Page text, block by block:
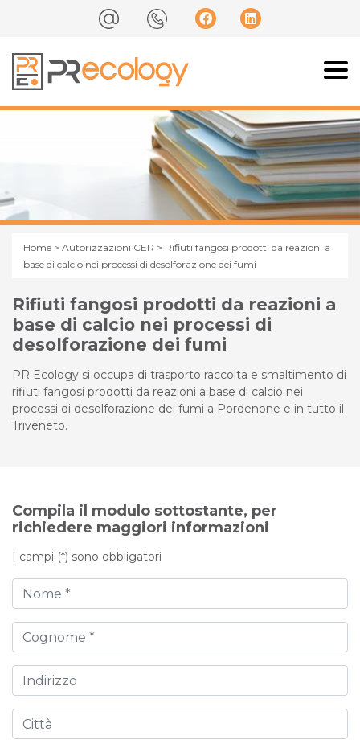
Home > Autorizzazioni CER > Rifiuti fangosi prodotti da reazioni a
base di calcio nei processi di desolforazione dei fumi
Rifiuti fangosi prodotti da reazioni a
base di calcio nei processi di
desolforazione dei fumi
PR Ecology si occupa di trasporto raccolta e smaltimento di
rifiuti fangosi prodotti da reazioni a base di calcio nei
processi di desolforazione dei fumi a Pordenone e in tutto il
Triveneto.
Compila il modulo sottostante, per
richiedere maggiori informazioni
I campi (*) sono obbligatori
Nome
Cognome
Indirizzo
Città